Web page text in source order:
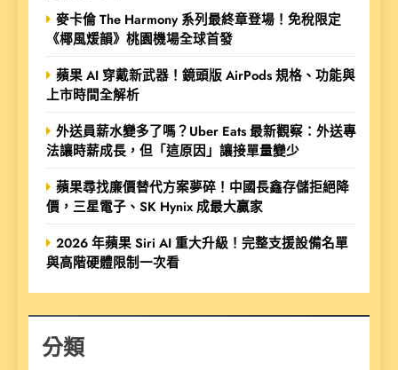
麥卡倫 The Harmony 系列最終章登場！免稅限定
《椰風煖韻》桃園機場全球首發
蘋果 AI 穿戴新武器！鏡頭版 AirPods 規格、功能與
上市時間全解析
外送員薪水變多了嗎？Uber Eats 最新觀察：外送專
法讓時薪成長，但「這原因」讓接單量變少
蘋果尋找廉價替代方案夢碎！中國長鑫存儲拒絕降
價，三星電子、SK Hynix 成最大贏家
2026 年蘋果 Siri AI 重大升級！完整支援設備名單
與高階硬體限制一次看
分類